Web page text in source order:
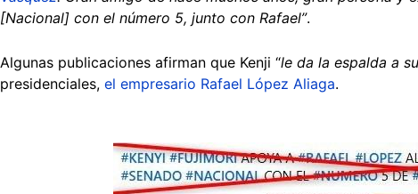
[Nacional] con el número 5, junto con Rafael”.
Algunas publicaciones afirman que Kenji “le da la espalda a
presidenciales, el empresario Rafael López Aliaga.